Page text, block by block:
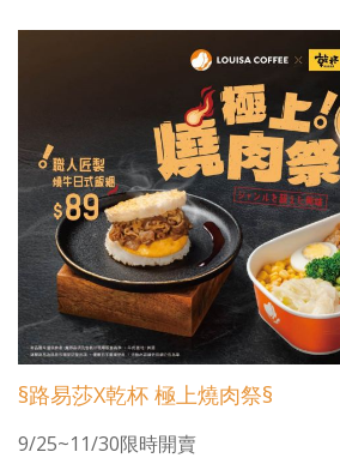
§路易莎X乾杯 極上燒肉祭§
9/25~11/30限時開賣